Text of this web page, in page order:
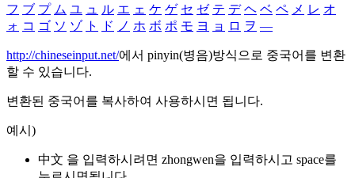
フ ブ プ ム ユ ュ ル エ ェ ケ ゲ セ ゼ テ デ ヘ ベ ペ メ レ オ
ォ コ ゴ ソ ゾ ト ド ノ ホ ボ ポ モ ヨ ョ ロ ヲ ―
http://chineseinput.net/에서 pinyin(병음)방식으로 중국어를 변환
할 수 있습니다.
변환된 중국어를 복사하여 사용하시면 됩니다.
예시)
中文 을 입력하시려면 zhongwen을 입력하시고 space를